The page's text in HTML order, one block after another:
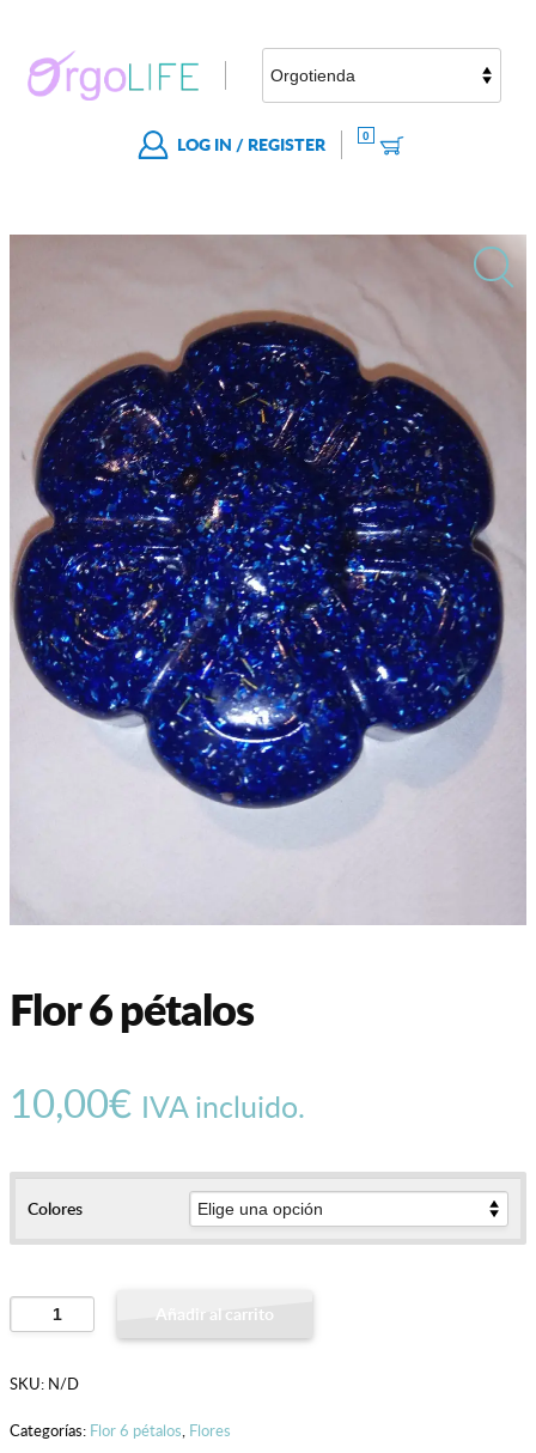
LOG IN / REGISTER 0
Flor 6 pétalos
10,00€ IVA incluido.
Colores
Añadir al carrito
SKU: N/D
Categorías: Flor 6 pétalos, Flores